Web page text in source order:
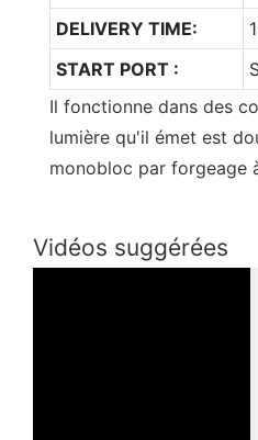
DELIVERY TIME:
START PORT :
Il fonctionne dans des
lumière qu'il émet est
monobloc par forgeage
Vidéos suggérées